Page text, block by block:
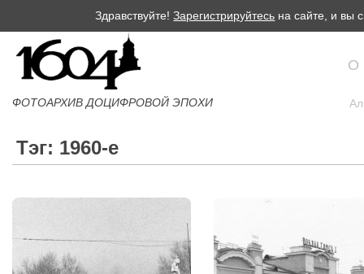
Здравствуйте!Зарегистрируйтесь на сайте, и вы
ФОТОАРХИВ ДОЦИФРОВОЙ ЭПОХИ
О
Тэг: 1960-е